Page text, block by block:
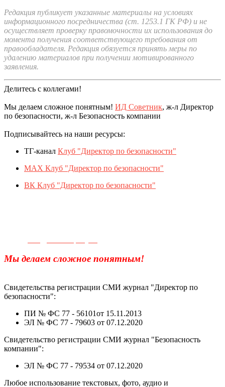
Редакция публикует указанные материалы на условиях
информационного посредничества (ст. 1253.1 ГК РФ) и не
осуществляет проверку правомочности их использования до
момента получения соответствующего требования от
правообладателя. Редакция обязуется принять меры по
удалению материалов при получении мотивированного
заявления.
Делитесь с коллегами!
Мы делаем сложное понятным! ИД Советник, ж-л Директор
по безопасности, ж-л Безопасность компании
Подписывайтесь на наши ресурсы:
ТГ-канал Клуб "Директор по безопасности"
MAX Клуб "Директор по безопасности"
ВК Клуб "Директор по безопасности"
Мы делаем сложное понятным!
Свидетельства регистрации СМИ журнал "Директор по
безопасности":
ПИ № ФС 77 - 56101от 15.11.2013
ЭЛ № ФС 77 - 79603 от 07.12.2020
Свидетельство регистрации СМИ журнал "Безопасность
компании":
ЭЛ № ФС 77 - 79534 от 07.12.2020
Любое использование текстовых, фото, аудио и